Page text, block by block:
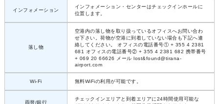
インフォメーション
インフォメーション・センターはチェックインホールに
位置します。
落し物
空港内の落し物を取り扱っているオフィスへお問い合わ
せ下さい。荷物が空港に到着していない場合も下記へ連
絡してください。 オフィスの電話番号① + 355 4 2381
681 オフィスの電話番号② + 355 4 2381 682 携帯番号
+ 069 20 66626 メール lost&found@tirana-
airport.com
Wi-Fi 無料WiFiの利用が可能です。
両替/銀行
チェックインエリアと到着エリアに24時間使用可能な